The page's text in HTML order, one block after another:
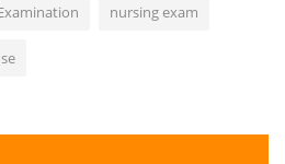
nursing exam